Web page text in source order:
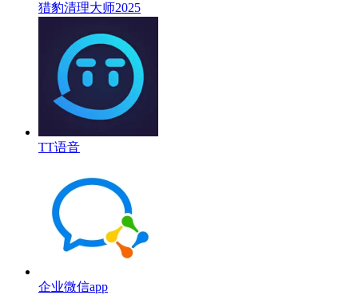
猎豹清理大师2025
TT语音
企业微信app